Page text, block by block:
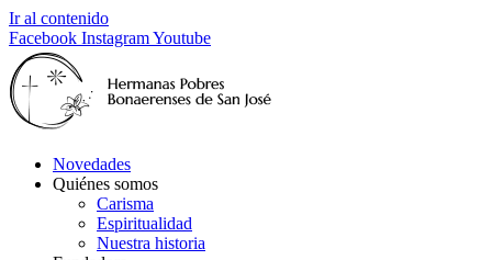
Ir al contenido
Facebook InstagramYoutube
Novedades
Quiénes somos
Carisma
Espiritualidad
Nuestra historia